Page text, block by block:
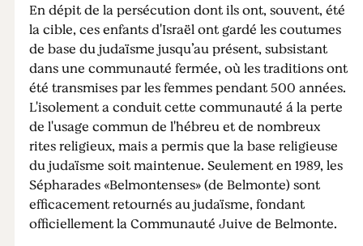
En dépit de la persécution dont ils ont, souvent, été
la cible, ces enfants d'Israël ont gardé les coutumes
de base du judaïsme jusqu’au présent, subsistant
dans une communauté fermée, où les traditions ont
été transmises par les femmes pendant 500 années.
L'isolement a conduit cette communauté á la perte
de l'usage commun de l'hébreu et de nombreux
rites religieux, mais a permis que la base religieuse
du judaïsme soit maintenue. Seulement en 1989, les
Sépharades «Belmontenses» (de Belmonte) sont
efficacement retournés au judaïsme, fondant
officiellement la Communauté Juive de Belmonte.